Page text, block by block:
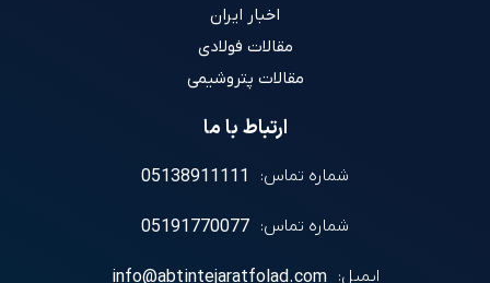
اخبار ایران
مقالات فولادی
مقالات پتروشیمی
ارتباط با ما
شماره تماس: 05138911111
شماره تماس: 05191770077
ایمیل: info@abtintejaratfolad.com